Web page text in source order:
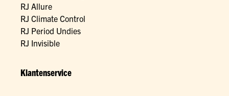
RJ Allure
RJ Climate Control
RJ Period Undies
RJ Invisible
Klantenservice